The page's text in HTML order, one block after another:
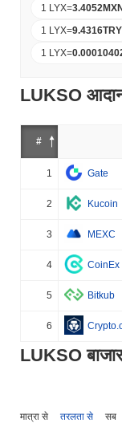
1 LYX=3.4052
1 LYX=9.4316TRY
1 LYX=
LUKSO
#
1 Gate
2 Kucoin
3 MEXC
4 CoinEx
5 Bitkub
6
LUKSO
मात्रा से तरलता से सब